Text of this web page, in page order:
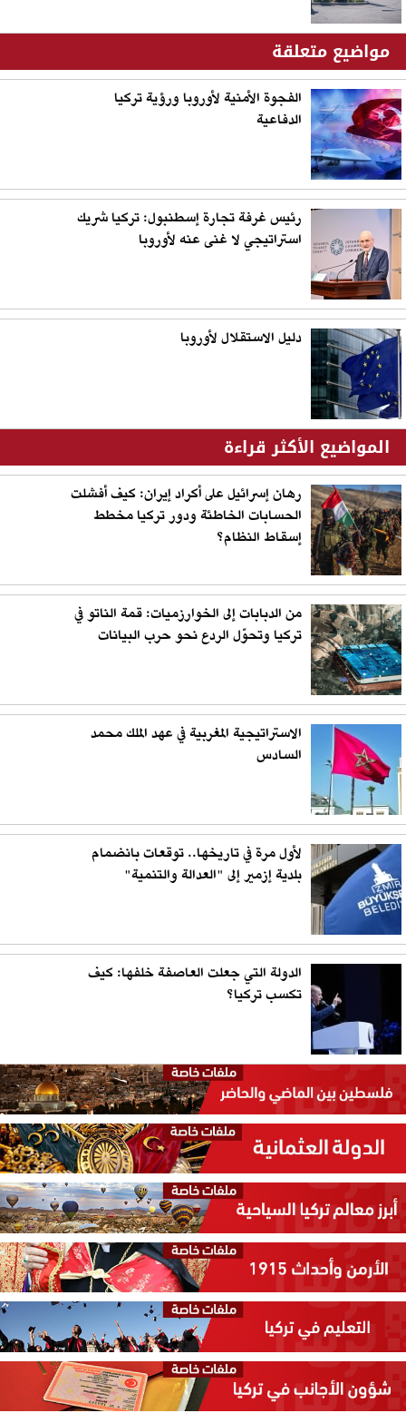
مواضيع متعلقة
الفجوة الأمنية لأوروبا ورؤية تركيا
الدفاعية
رئيس غرفة تجارة إسطنبول: تركيا شريك
استراتيجي لا غنى عنه لأوروبا
دليل الاستقلال لأوروبا
المواضيع الأكثر قراءة
رهان إسرائيل على أكراد إيران: كيف أفشلت
الحسابات الخاطئة ودور تركيا مخطط
إسقاط النظام؟
من الدبابات إلى الخوارزميات: قمة الناتو في
تركيا وتحوّل الردع نحو حرب البيانات
الاستراتيجية المغربية في عهد الملك محمد
السادس
لأول مرة في تاريخها.. توقعات بانضمام
بلدية إزمير إلى "العدالة والتنمية"
الدولة التي جعلت العاصفة خلفها: كيف
تكسب تركيا؟